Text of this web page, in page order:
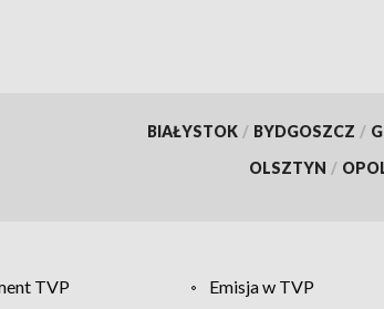
BIAŁYSTOK / BYDGOSZCZ /
OLSZTYN /
TVP Emisja w TVP